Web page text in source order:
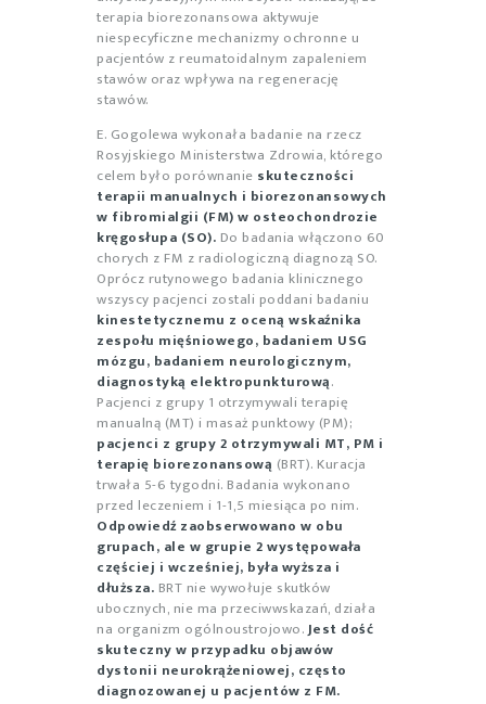
terapia biorezonansowa aktywuje
niespecyficzne mechanizmy ochronne u
pacjentów z reumatoidalnym zapaleniem
stawów oraz wpływa na regenerację
stawów.
E. Gogolewa wykonała badanie na rzecz
Rosyjskiego Ministerstwa Zdrowia, którego
celem było porównanie skuteczności
terapii manualnych i biorezonansowych
w fibromialgii (FM) w osteochondrozie
kręgosłupa (SO). Do badania włączono 60
chorych z FM z radiologiczną diagnozą SO.
Oprócz rutynowego badania klinicznego
wszyscy pacjenci zostali poddani badaniu
kinestetycznemu z oceną wskaźnika
zespołu mięśniowego, badaniem USG
mózgu, badaniem neurologicznym,
diagnostyką elektropunkturową.
Pacjenci z grupy 1 otrzymywali terapię
manualną (MT) i masaż punktowy (PM);
pacjenci z grupy 2 otrzymywali MT, PM i
terapię biorezonansową (BRT). Kuracja
trwała 5-6 tygodni. Badania wykonano
przed leczeniem i 1-1,5 miesiąca po nim.
Odpowiedź zaobserwowano w obu
grupach, ale w grupie 2 występowała
częściej i wcześniej, była wyższa i
dłuższa. BRT nie wywołuje skutków
ubocznych, nie ma przeciwwskazań, działa
na organizm ogólnoustrojowo.Jest dość
skuteczny w przypadku objawów
dystonii neurokrążeniowej, często
diagnozowanej u pacjentów z FM.